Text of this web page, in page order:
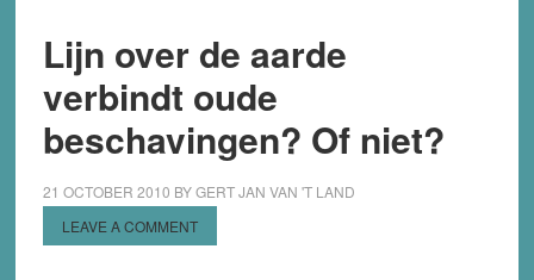
Lijn over de aarde
verbindt oude
beschavingen? Of niet?
21 OCTOBER 2010 BYGERT JAN VAN 'T LAND
LEAVE A COMMENT